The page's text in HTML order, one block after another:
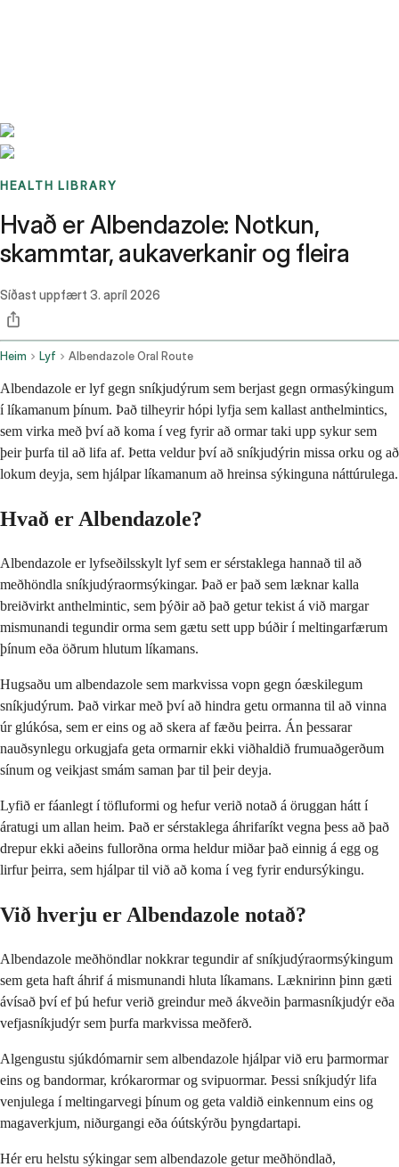
HEALTH LIBRARY
Hvað er Albendazole: Notkun,
skammtar, aukaverkanir og fleira
Síðast uppfært 3. apríl 2026
Heim Lyf Albendazole Oral Route
Albendazole er lyf gegn sníkjudýrum sem berjast gegn ormasýkingum
í líkamanum þínum. Það tilheyrir hópi lyfja sem kallast anthelmintics,
sem virka með því að koma í veg fyrir að ormar taki upp sykur sem
þeir þurfa til að lifa af. Þetta veldur því að sníkjudýrin missa orku og að
lokum deyja, sem hjálpar líkamanum að hreinsa sýkinguna náttúrulega.
Hvað er Albendazole?
Albendazole er lyfseðilsskylt lyf sem er sérstaklega hannað til að
meðhöndla sníkjudýraormsýkingar. Það er það sem læknar kalla
breiðvirkt anthelmintic, sem þýðir að það getur tekist á við margar
mismunandi tegundir orma sem gætu sett upp búðir í meltingarfærum
þínum eða öðrum hlutum líkamans.
Hugsaðu um albendazole sem markvissa vopn gegn óæskilegum
sníkjudýrum. Það virkar með því að hindra getu ormanna til að vinna
úr glúkósa, sem er eins og að skera af fæðu þeirra. Án þessarar
nauðsynlegu orkugjafa geta ormarnir ekki viðhaldið frumuaðgerðum
sínum og veikjast smám saman þar til þeir deyja.
Lyfið er fáanlegt í töfluformi og hefur verið notað á öruggan hátt í
áratugi um allan heim. Það er sérstaklega áhrifaríkt vegna þess að það
drepur ekki aðeins fullorðna orma heldur miðar það einnig á egg og
lirfur þeirra, sem hjálpar til við að koma í veg fyrir endursýkingu.
Við hverju er Albendazole notað?
Albendazole meðhöndlar nokkrar tegundir af sníkjudýraormsýkingum
sem geta haft áhrif á mismunandi hluta líkamans. Læknirinn þinn gæti
ávísað því ef þú hefur verið greindur með ákveðin þarmasníkjudýr eða
vefjasníkjudýr sem þurfa markvissa meðferð.
Algengustu sjúkdómarnir sem albendazole hjálpar við eru þarmormar
eins og bandormar, krókarormar og svipuormar. Þessi sníkjudýr lifa
venjulega í meltingarvegi þínum og geta valdið einkennum eins og
magaverkjum, niðurgangi eða óútskýrðu þyngdartapi.
Hér eru helstu sýkingar sem albendazole getur meðhöndlað,